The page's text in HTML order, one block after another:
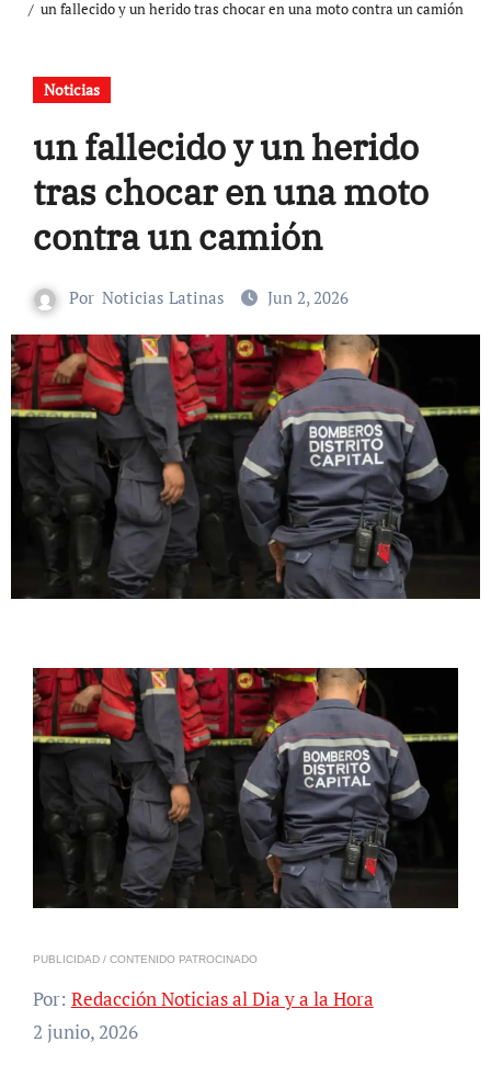
un fallecido y un herido tras chocar en una moto contra un camión
Noticias
un fallecido y un herido
tras chocar en una moto
contra un camión
Por Noticias Latinas Jun 2, 2026
PUBLICIDAD / CONTENIDO PATROCINADO
Por: Redacción Noticias al Dia y a la Hora
2 junio, 2026